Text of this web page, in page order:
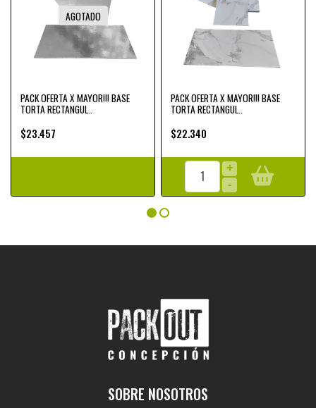
AGOTADO
PACK OFERTA X MAYOR!!! BASE
TORTA RECTANGUL..
$23.457
PACK OFERTA X MAYOR!!! BASE
TORTA RECTANGUL..
$22.340
+
-
SOBRE NOSOTROS